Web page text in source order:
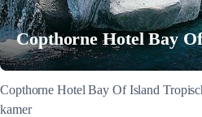
Copthorne Hotel Bay
Copthorne Hotel Bay Of Island
kamer